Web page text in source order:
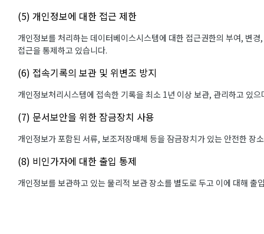
(5) 개인정보에 대한 접근 제한
개인정보를 처리하는 데이터베이스시스템에 대한 접근권한의 부여, 변
접근을 통제하고 있습니다.
(6) 접속기록의 보관 및 위변조 방지
개인정보처리시스템에 접속한 기록을 최소 1년 이상 보관, 관리하고 있
(7) 문서보안을 위한 잠금장치 사용
개인정보가 포함된 서류, 보조저장매체 등을 잠금장치가 있는 안전한 장
(8) 비인가자에 대한 출입 통제
개인정보를 보관하고 있는 물리적 보관 장소를 별도로 두고 이에 대해 출